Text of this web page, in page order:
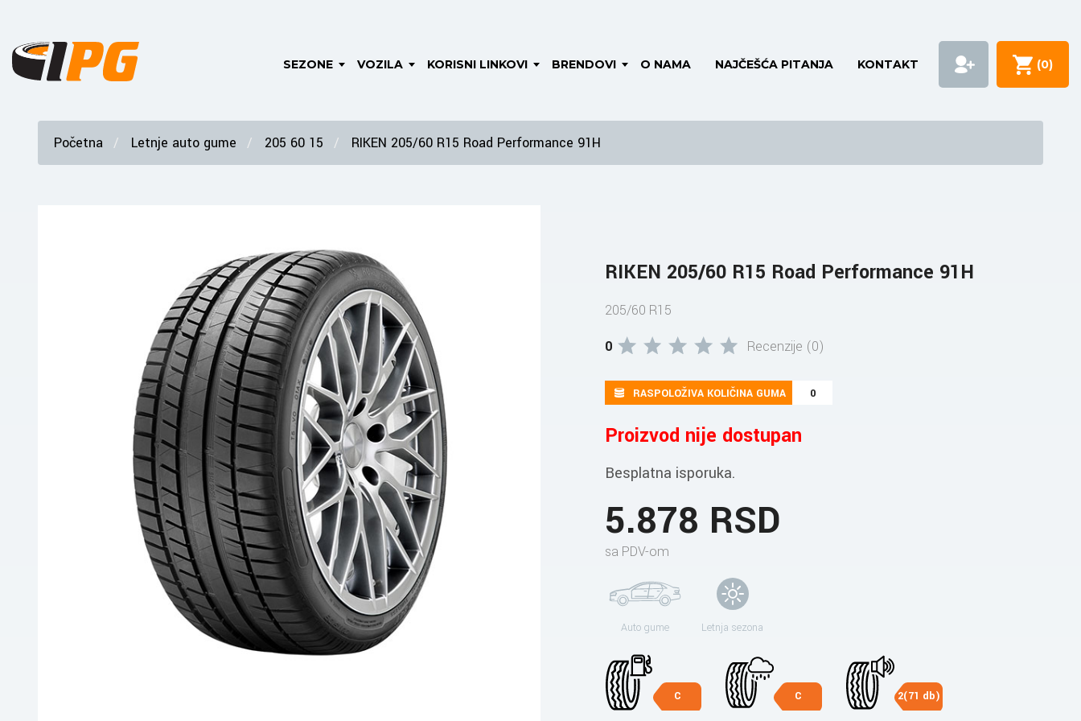
SEZONE VOZILA KORISNI LINKOVI BRENDOVI O NAMA NAJČEŠĆA PITANJA KONTAKT (0)
Početna Letnje auto gume 205 60 15 RIKEN 205/60 R15 Road Performance 91H
RIKEN 205/60 R15 Road Performance 91H
205/60 R15
0
Recenzije (0)
RASPOLOŽIVA KOLIČINA GUMA 0
Proizvod nije dostupan
Besplatna isporuka.
5.878 RSD
sa PDV-om
Auto gume Letnja sezona
C C 2(71 db)